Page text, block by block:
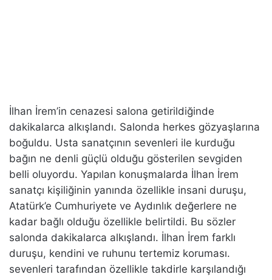
İlhan İrem’in cenazesi salona getirildiğinde
dakikalarca alkışlandı. Salonda herkes gözyaşlarına
boğuldu. Usta sanatçının sevenleri ile kurduğu
bağın ne denli güçlü olduğu gösterilen sevgiden
belli oluyordu. Yapılan konuşmalarda İlhan İrem
sanatçı kişiliğinin yanında özellikle insani duruşu,
Atatürk’e Cumhuriyete ve Aydınlık değerlere ne
kadar bağlı olduğu özellikle belirtildi. Bu sözler
salonda dakikalarca alkışlandı. İlhan İrem farklı
duruşu, kendini ve ruhunu tertemiz koruması.
sevenleri tarafından özellikle takdirle karşılandığı